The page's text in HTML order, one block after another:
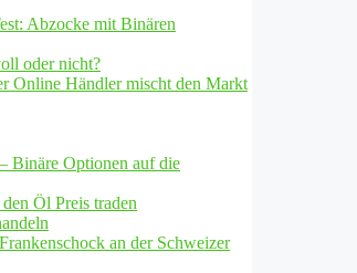
Abzocke mit Binären
oder nicht?
Online Händler mischt den Markt
Binäre Optionen auf die
Öl Preis traden
an der Schweizer